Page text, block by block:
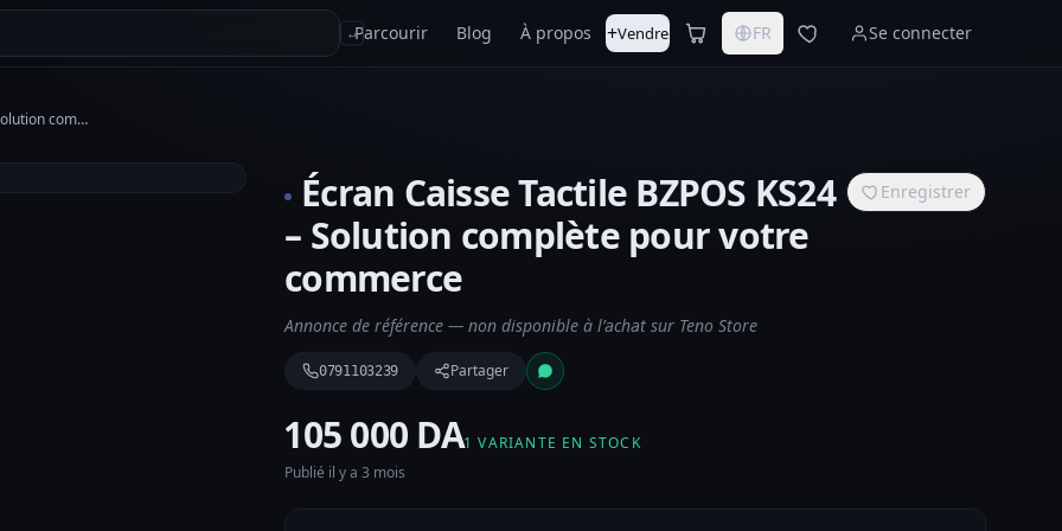
↵Parcourir Blog À propos +Vendre FR Se connecter
Écran Caisse Tactile BZPOS KS24 – Solution complète pour votre commerce
Écran Caisse Tactile BZPOS KS24
– Solution complète pour votre
commerce
Enregistrer
Annonce de référence — non disponible à l’achat sur Teno Store
0791103239 Partager
⁦105 000 DA⁩1 VARIANTE EN STOCK
Publié il y a 3 mois